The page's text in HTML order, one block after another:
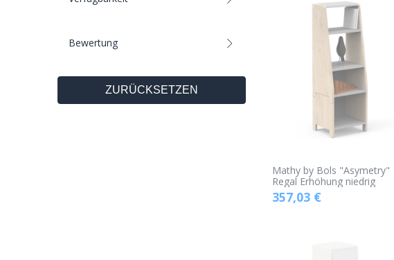
Bewertung
ZURÜCKSETZEN
Mathy by Bols "Asymetry"
Regal Erhöhung niedrig
357,03€